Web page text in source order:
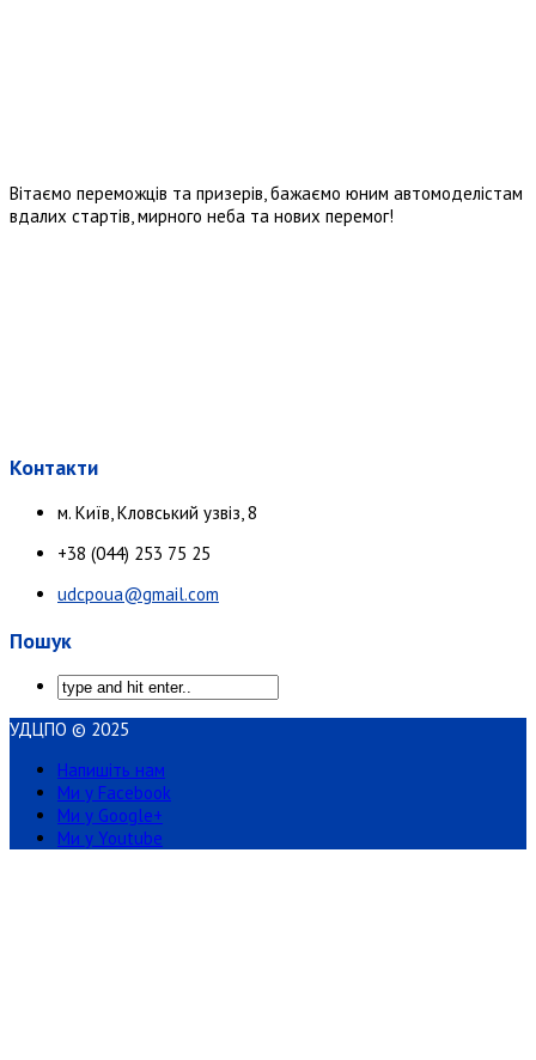
Вітаємо переможців та призерів, бажаємо юним автомоделістам
вдалих стартів, мирного неба та нових перемог!
Контакти
м. Київ, Кловський узвіз, 8
+38 (044) 253 75 25
udcpoua@gmail.com
Пошук
УДЦПО © 2025
Напишіть нам
Ми у Facebook
Ми у Google+
Ми у Youtube